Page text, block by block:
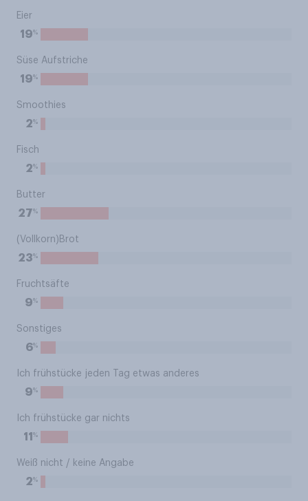
Eier
19%
Süse Aufstriche
19%
Smoothies
2%
Fisch
2%
Butter
27%
(Vollkorn)Brot
23%
Fruchtsäfte
9%
Sonstiges
6%
Ich frühstücke jeden Tag etwas anderes
9%
Ich frühstücke gar nichts
11 %
Weiß nicht / keine Angabe
2%